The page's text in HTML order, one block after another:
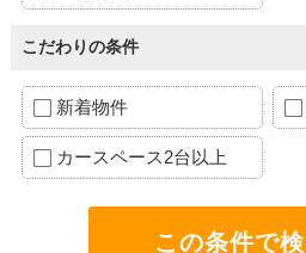
こだわりの条件
新着物件
カースペース2台以上